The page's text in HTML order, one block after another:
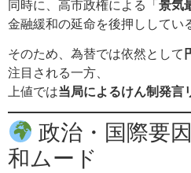
同時に、高市政権による「景気
金融緩和の延命を後押ししてい
そのため、為替では依然として
注目される一方、
上値では当局によるけん制発言
政治・国際要
和ムード